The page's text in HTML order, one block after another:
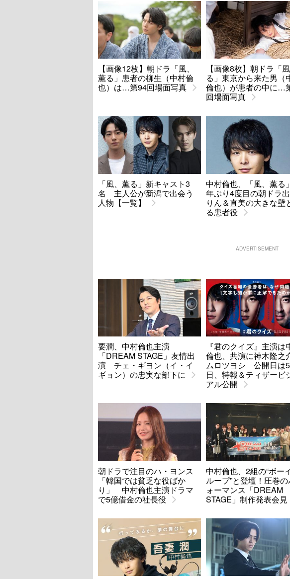
【画像12枚】朝ドラ「風、
薫る」患者の柳生（中村倫
也）は…第94回場面写真
【画像8枚】朝ドラ「
る」東京から来た男（
倫也）が患者の中に…
回場面写真
「風、薫る」新キャスト3
名 主人公が新潟で出会う
人物【一覧】
中村倫也、「風、薫る
年ぶり4度目の朝ドラ
りん＆直美の大きな壁
る患者役
ADVERTISEMENT
要潤、中村倫也主演
「DREAM STAGE」友情出
演 チェ・ギヨン（イ・イ
ギョン）の忠実な部下に
『君のクイズ』主演は
倫也、共演に神木隆之
ムロツヨシ 公開日は
日、特報＆ティザービ
アル公開
朝ドラで注目のハ・ヨンス
「韓国では貧乏な役ばか
り」 中村倫也主演ドラマ
で5億借金の社長役
中村倫也、2組の“ボー
ループ”と登壇！圧巻の
ォーマンス「DREAM
STAGE」制作発表会見